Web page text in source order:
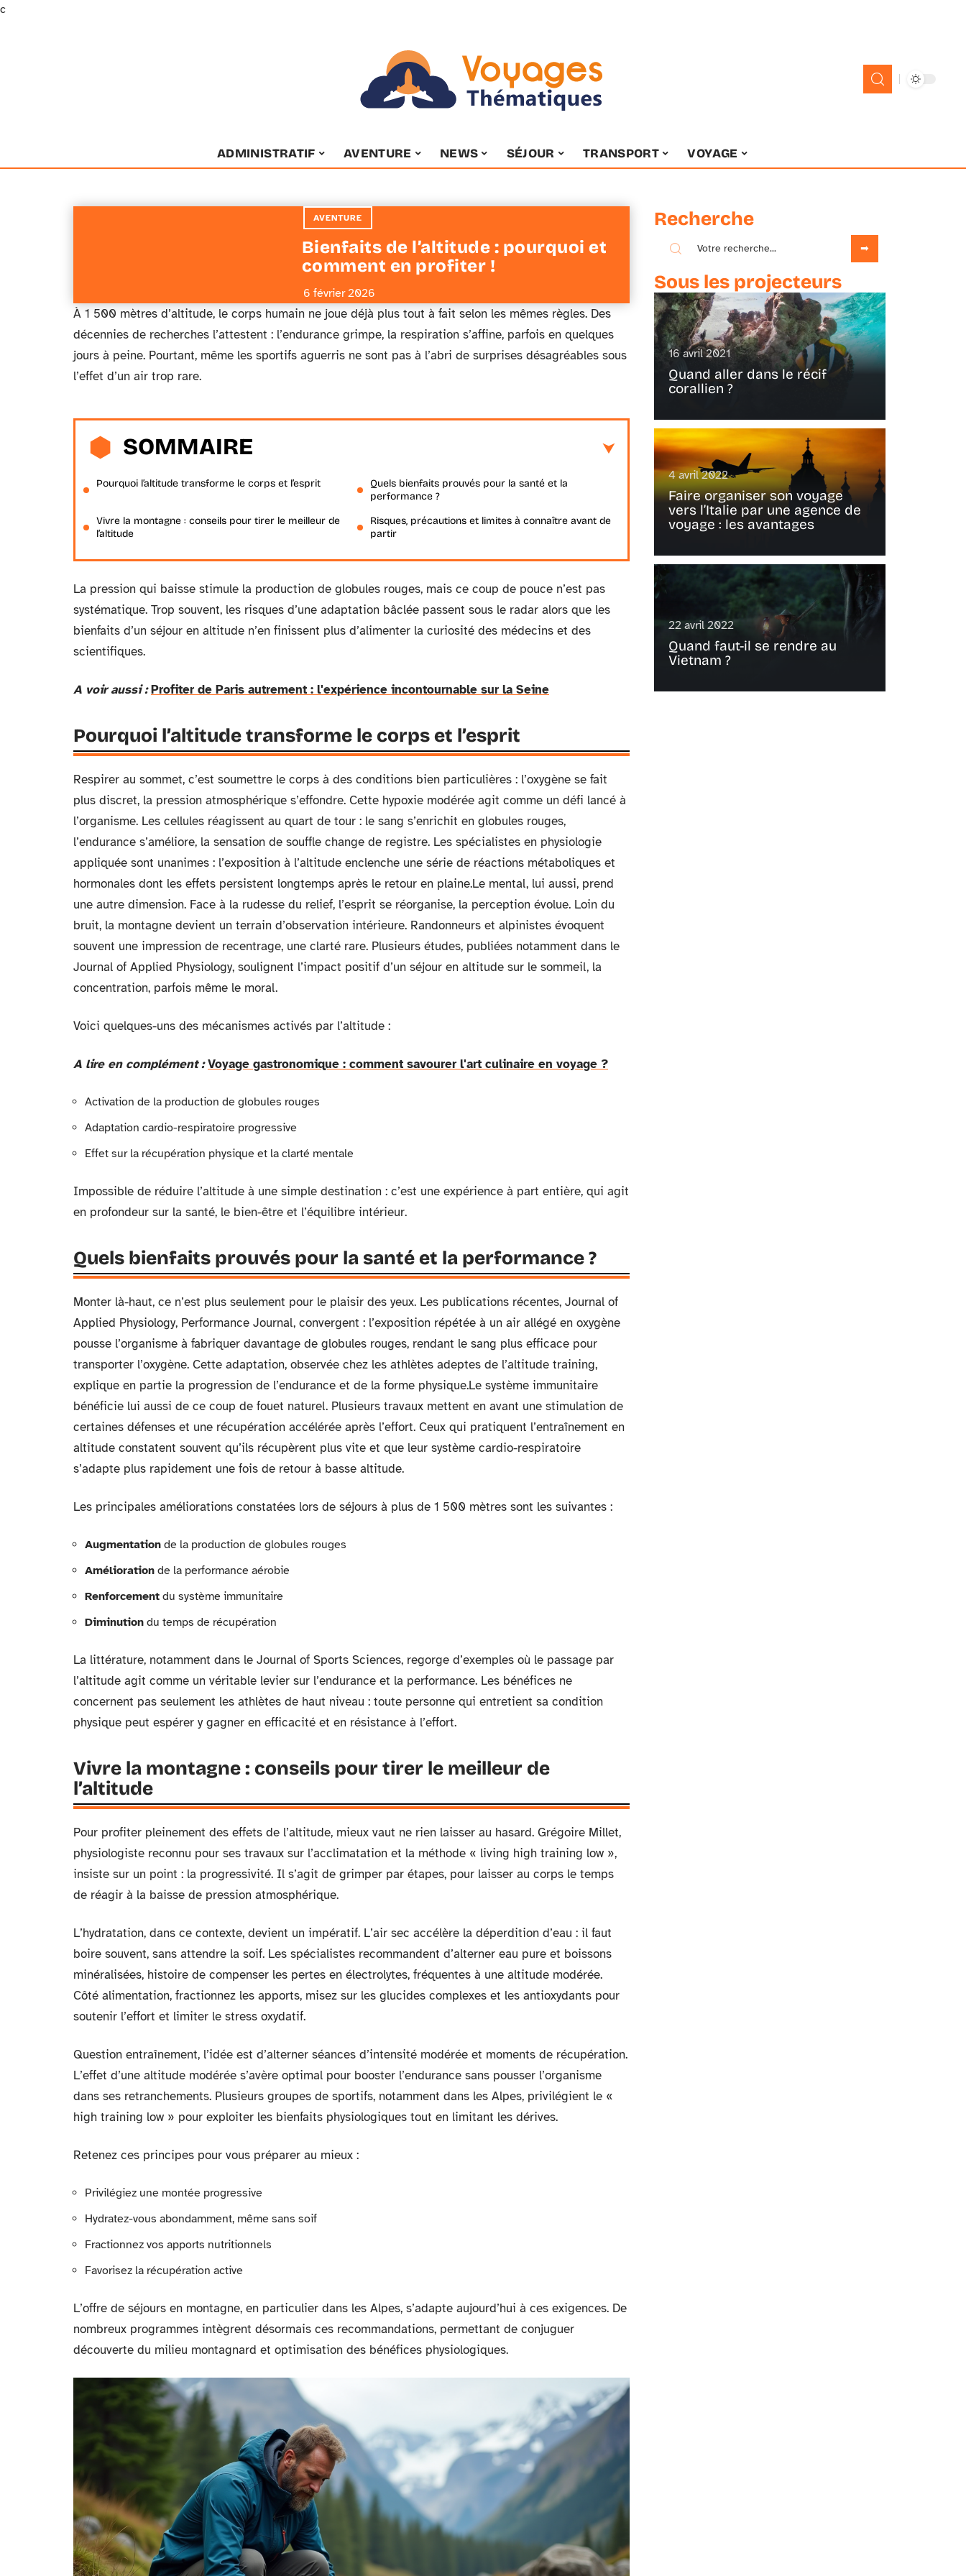
c
ADMINISTRATIF AVENTURE NEWS SÉJOUR TRANSPORT VOYAGE
AVENTURE
Bienfaits de l’altitude : pourquoi et
comment en profiter !
6 février 2026
À 1 500 mètres d’altitude, le corps humain ne joue déjà plus tout à fait selon les mêmes règles. Des
décennies de recherches l’attestent : l’endurance grimpe, la respiration s’affine, parfois en quelques
jours à peine. Pourtant, même les sportifs aguerris ne sont pas à l’abri de surprises désagréables sous
l’effet d’un air trop rare.
SOMMAIRE
Pourquoi l’altitude transforme le corps et l’esprit
Quels bienfaits prouvés pour la santé et la
performance ?
Vivre la montagne : conseils pour tirer le meilleur de
l’altitude
Risques, précautions et limites à connaître avant de
partir
La pression qui baisse stimule la production de globules rouges, mais ce coup de pouce n’est pas
systématique. Trop souvent, les risques d’une adaptation bâclée passent sous le radar alors que les
bienfaits d’un séjour en altitude n’en finissent plus d’alimenter la curiosité des médecins et des
scientifiques.
A voir aussi : Profiter de Paris autrement : l'expérience incontournable sur la Seine
Pourquoi l’altitude transforme le corps et l’esprit
Respirer au sommet, c’est soumettre le corps à des conditions bien particulières : l’oxygène se fait
plus discret, la pression atmosphérique s’effondre. Cette hypoxie modérée agit comme un défi lancé à
l’organisme. Les cellules réagissent au quart de tour : le sang s’enrichit en globules rouges,
l’endurance s’améliore, la sensation de souffle change de registre. Les spécialistes en physiologie
appliquée sont unanimes : l’exposition à l’altitude enclenche une série de réactions métaboliques et
hormonales dont les effets persistent longtemps après le retour en plaine.Le mental, lui aussi, prend
une autre dimension. Face à la rudesse du relief, l’esprit se réorganise, la perception évolue. Loin du
bruit, la montagne devient un terrain d’observation intérieure. Randonneurs et alpinistes évoquent
souvent une impression de recentrage, une clarté rare. Plusieurs études, publiées notamment dans le
Journal of Applied Physiology, soulignent l’impact positif d’un séjour en altitude sur le sommeil, la
concentration, parfois même le moral.
Voici quelques-uns des mécanismes activés par l’altitude :
A lire en complément : Voyage gastronomique : comment savourer l'art culinaire en voyage ?
Activation de la production de globules rouges
Adaptation cardio-respiratoire progressive
Effet sur la récupération physique et la clarté mentale
Impossible de réduire l’altitude à une simple destination : c’est une expérience à part entière, qui agit
en profondeur sur la santé, le bien-être et l’équilibre intérieur.
Quels bienfaits prouvés pour la santé et la performance ?
Monter là-haut, ce n’est plus seulement pour le plaisir des yeux. Les publications récentes, Journal of
Applied Physiology, Performance Journal, convergent : l’exposition répétée à un air allégé en oxygène
pousse l’organisme à fabriquer davantage de globules rouges, rendant le sang plus efficace pour
transporter l’oxygène. Cette adaptation, observée chez les athlètes adeptes de l’altitude training,
explique en partie la progression de l’endurance et de la forme physique.Le système immunitaire
bénéficie lui aussi de ce coup de fouet naturel. Plusieurs travaux mettent en avant une stimulation de
certaines défenses et une récupération accélérée après l’effort. Ceux qui pratiquent l’entraînement en
altitude constatent souvent qu’ils récupèrent plus vite et que leur système cardio-respiratoire
s’adapte plus rapidement une fois de retour à basse altitude.
Les principales améliorations constatées lors de séjours à plus de 1 500 mètres sont les suivantes :
Augmentation de la production de globules rouges
Amélioration de la performance aérobie
Renforcement du système immunitaire
Diminution du temps de récupération
La littérature, notamment dans le Journal of Sports Sciences, regorge d’exemples où le passage par
l’altitude agit comme un véritable levier sur l’endurance et la performance. Les bénéfices ne
concernent pas seulement les athlètes de haut niveau : toute personne qui entretient sa condition
physique peut espérer y gagner en efficacité et en résistance à l’effort.
Vivre la montagne : conseils pour tirer le meilleur de
l’altitude
Pour profiter pleinement des effets de l’altitude, mieux vaut ne rien laisser au hasard. Grégoire Millet,
physiologiste reconnu pour ses travaux sur l’acclimatation et la méthode « living high training low »,
insiste sur un point : la progressivité. Il s’agit de grimper par étapes, pour laisser au corps le temps
de réagir à la baisse de pression atmosphérique.
L’hydratation, dans ce contexte, devient un impératif. L’air sec accélère la déperdition d’eau : il faut
boire souvent, sans attendre la soif. Les spécialistes recommandent d’alterner eau pure et boissons
minéralisées, histoire de compenser les pertes en électrolytes, fréquentes à une altitude modérée.
Côté alimentation, fractionnez les apports, misez sur les glucides complexes et les antioxydants pour
soutenir l’effort et limiter le stress oxydatif.
Question entraînement, l’idée est d’alterner séances d’intensité modérée et moments de récupération.
L’effet d’une altitude modérée s’avère optimal pour booster l’endurance sans pousser l’organisme
dans ses retranchements. Plusieurs groupes de sportifs, notamment dans les Alpes, privilégient le «
high training low » pour exploiter les bienfaits physiologiques tout en limitant les dérives.
Retenez ces principes pour vous préparer au mieux :
Privilégiez une montée progressive
Hydratez-vous abondamment, même sans soif
Fractionnez vos apports nutritionnels
Favorisez la récupération active
L’offre de séjours en montagne, en particulier dans les Alpes, s’adapte aujourd’hui à ces exigences. De
nombreux programmes intègrent désormais ces recommandations, permettant de conjuguer
découverte du milieu montagnard et optimisation des bénéfices physiologiques.
Recherche
Sous les projecteurs
16 avril 2021
Quand aller dans le récif
corallien ?
4 avril 2022
Faire organiser son voyage
vers l’Italie par une agence de
voyage : les avantages
22 avril 2022
Quand faut-il se rendre au
Vietnam ?